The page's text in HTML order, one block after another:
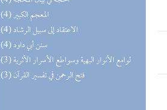
(4) المعجم الكبير
(4) الاعتقاد إلى سبيل الرشاد
(4) سنن أبي داود
(3) لوامع الأنوار البهية وسواطع الأسرار الأثرية
(3) فتح الرحمن في تفسير القرآن